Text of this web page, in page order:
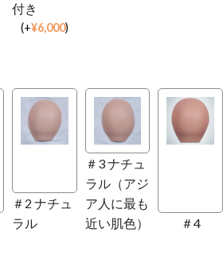
付き
(+¥6,000)
＃2 ナチュ
ラル
＃3 ナチュ
ラル（アジ
ア人に最も
近い肌色）
＃4